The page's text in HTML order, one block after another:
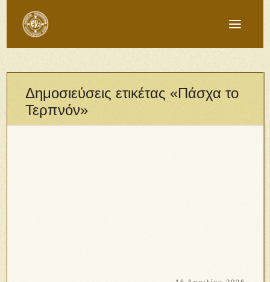
Δημοσιεύσεις ετικέτας «Πάσχα το
Τερπνόν»